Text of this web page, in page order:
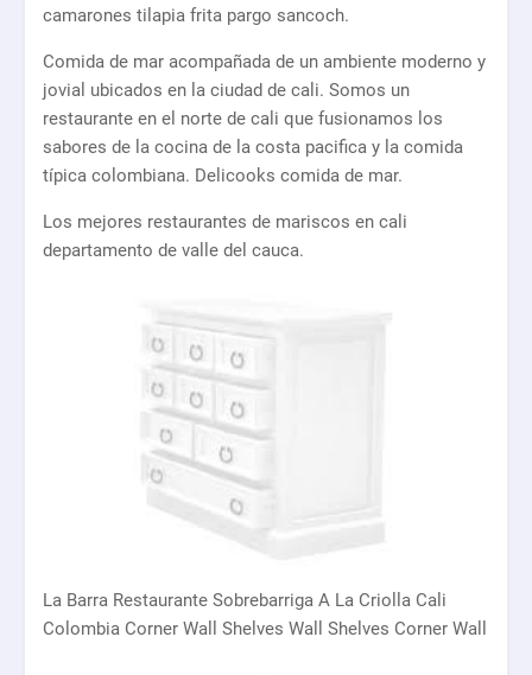
camarones tilapia frita pargo sancoch.
Comida de mar acompañada de un ambiente moderno y
jovial ubicados en la ciudad de cali. Somos un
restaurante en el norte de cali que fusionamos los
sabores de la cocina de la costa pacifica y la comida
típica colombiana. Delicooks comida de mar.
Los mejores restaurantes de mariscos en cali
departamento de valle del cauca.
La Barra Restaurante Sobrebarriga A La Criolla Cali
Colombia Corner Wall Shelves Wall Shelves Corner Wall